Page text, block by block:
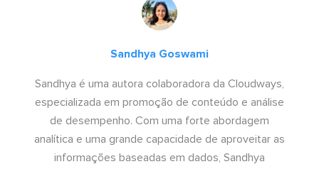
Sandhya Goswami
Sandhya é uma autora colaboradora da Cloudways,
especializada em promoção de conteúdo e análise
de desempenho. Com uma forte abordagem
analítica e uma grande capacidade de aproveitar as
informações baseadas em dados, Sandhya